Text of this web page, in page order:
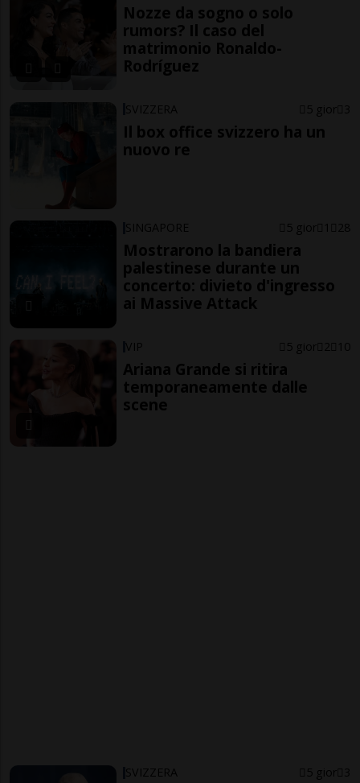
Nozze da sogno o solo
rumors? Il caso del
matrimonio Ronaldo-
Rodríguez
SVIZZERA 5 gior 3
Il box office svizzero ha un
nuovo re
SINGAPORE 5 gior 1 28
Mostrarono la bandiera
palestinese durante un
concerto: divieto d'ingresso
ai Massive Attack
VIP 5 gior 2 10
Ariana Grande si ritira
temporaneamente dalle
scene
SVIZZERA 5 gior 3